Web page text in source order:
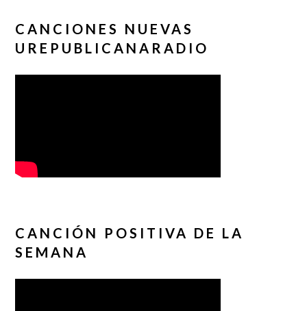
CANCIONES NUEVAS
UREPUBLICANARADIO
CANCIÓN POSITIVA DE LA
SEMANA